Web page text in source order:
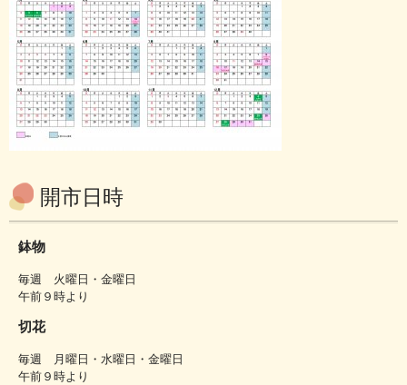
開市日時
鉢物
毎週 火曜日・金曜日
午前９時より
切花
毎週 月曜日・水曜日・金曜日
午前９時より